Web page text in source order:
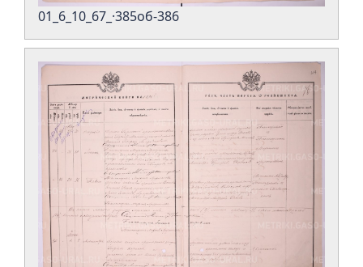
01_6_10_67_·385об-386